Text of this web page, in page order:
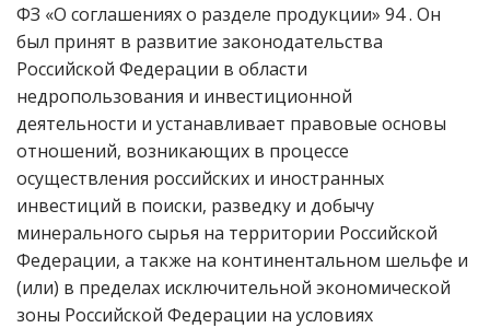
ФЗ «О соглашениях о разделе продукции» 94 . Он
был принят в развитие законодательства
Российской Федерации в области
недропользования и инвестиционной
деятельности и устанавливает правовые основы
отношений, возникающих в процессе
осуществления российских и иностранных
инвестиций в поиски, разведку и добычу
минерального сырья на территории Российской
Федерации, а также на континентальном шельфе и
(или) в пределах исключительной экономической
зоны Российской Федерации на условиях